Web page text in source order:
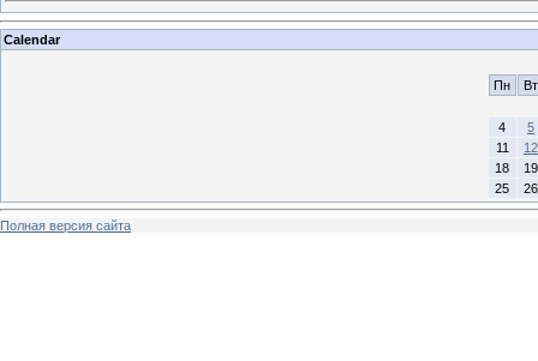
Calendar
Пн Вт
4
5
11
12
18
19
25
26
Полная версия сайта